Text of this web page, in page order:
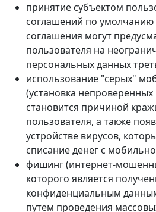
принятие субъектом
соглашений по
соглашения могут
пользователя на
персональных данных
использование "серых"
(установка
становится причиной
пользователя, а также
устройстве вирусов,
списание денег с
фишинг (интернет-
которого является
конфиденциальным
путем проведения